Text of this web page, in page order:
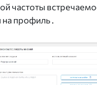
частоты
профиль .